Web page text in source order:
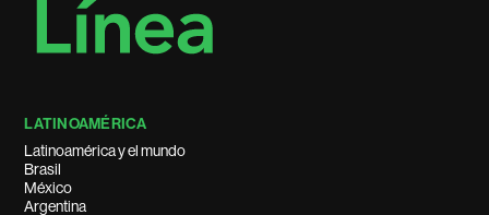
LATINOAMÉRICA
Latinoamérica y el mundo
Brasil
México
Argentina